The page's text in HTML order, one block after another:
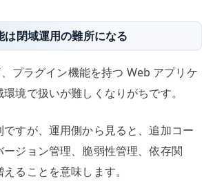
は閉域運用の難所になる
プラグイン機能を持つ Web アプリケ
境で扱いが難しくなりがちです。
ですが、運用側から見ると、追加コー
ージョン管理、脆弱性管理、依存関
ることを意味します。